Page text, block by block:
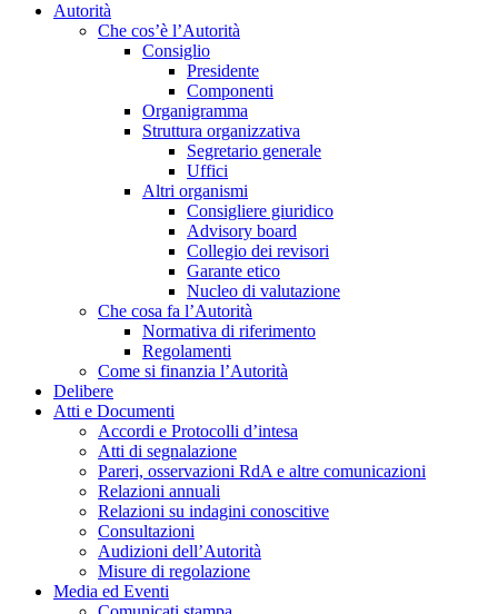
Autorità
Che cos’è l’Autorità
Consiglio
Presidente
Componenti
Organigramma
Struttura organizzativa
Segretario generale
Uffici
Altri organismi
Consigliere giuridico
Advisory board
Collegio dei revisori
Garante etico
Nucleo di valutazione
Che cosa fa l’Autorità
Normativa di riferimento
Regolamenti
Come si finanzia l’Autorità
Delibere
Atti e Documenti
Accordi e Protocolli d’intesa
Atti di segnalazione
Pareri, osservazioni RdA e altre comunicazioni
Relazioni annuali
Relazioni su indagini conoscitive
Consultazioni
Audizioni dell’Autorità
Misure di regolazione
Media ed Eventi